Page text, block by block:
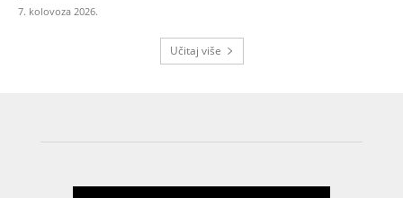
7. kolovoza 2026.
Učitaj više